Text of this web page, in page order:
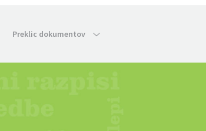
Preklic dokumentov